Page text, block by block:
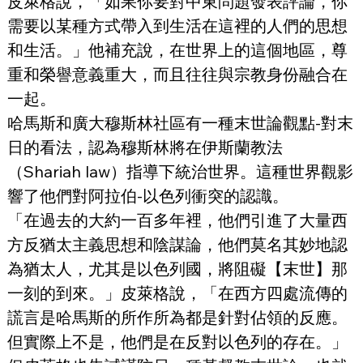
需要以某種方式帶入到生活在這裡的人們的思想
和生活。」他補充說，在世界上的這個地區，尊
重和榮譽意義重大，而且往往與宗教身份融合在
一起。
哈馬斯和廣大穆斯林社區有一種末世論觀點-對末
日的看法，認為穆斯林將在伊斯蘭教法
（Shariah law）指導下統治世界。這種世界觀影
響了他們對阿拉伯-以色列衝突的認識。
「在過去的大約一百多年裡，他們引進了大量西
方反猶太主義思想和陰謀論，他們莫名其妙地認
為猶太人，尤其是以色列國，將阻礙【末世】那
一刻的到來。」皮萊格說，「在西方四處流傳的
謊言是哈馬斯的所作所為都是針對佔領的反應。
但實際上不是，他們是在反對以色列的存在。」